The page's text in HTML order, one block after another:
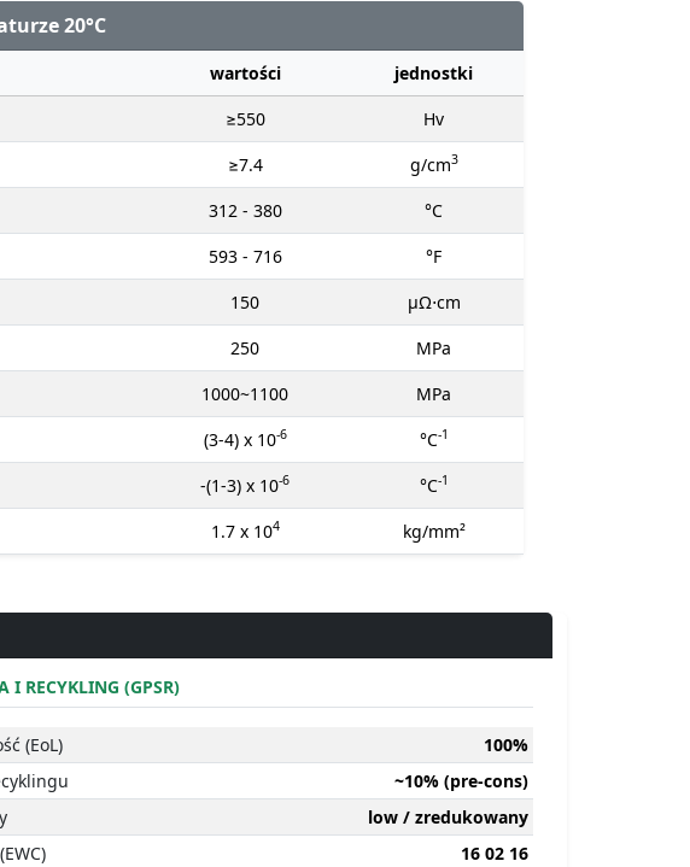
20°C
wartości
jednostki
≥550
Hv
≥7.4 g/cm3
312 - 380
°C
593 - 716
°F
150
μΩ⋅cm
250
MPa
1000~1100
MPa
(3-4) x 10-6 °C-1
-(1-3) x 10-6 °C-1
1.7 x 104 kg/mm²
I RECYKLING (GPSR)
(EoL)
100%
~10% (pre-cons)
low / zredukowany
16 02 16